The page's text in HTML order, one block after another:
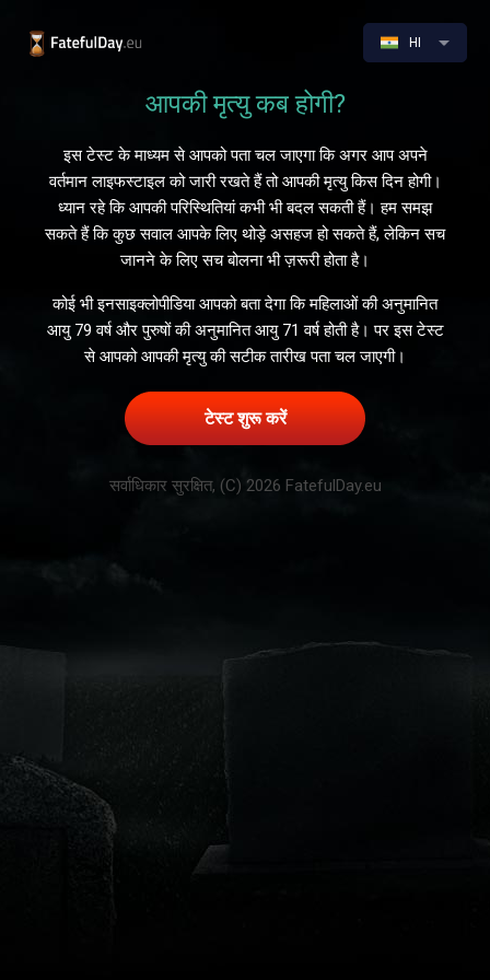
HI
आपकी मृत्यु कब होगी?
इस टेस्ट के माध्यम से आपको पता चल जाएगा कि अगर आप अपने
वर्तमान लाइफस्टाइल को जारी रखते हैं तो आपकी मृत्यु किस दिन होगी।
ध्यान रहे कि आपकी परिस्थितियां कभी भी बदल सकती हैं। हम समझ
सकते हैं कि कुछ सवाल आपके लिए थोड़े असहज हो सकते हैं, लेकिन सच
जानने के लिए सच बोलना भी ज़रूरी होता है।
कोई भी इनसाइक्लोपीडिया आपको बता देगा कि महिलाओं की अनुमानित
आयु 79 वर्ष और पुरुषों की अनुमानित आयु 71 वर्ष होती है। पर इस टेस्ट
से आपको आपकी मृत्यु की सटीक तारीख पता चल जाएगी।
टेस्ट शुरू करें
सर्वाधिकार सुरक्षित, (C) 2026 FatefulDay.eu